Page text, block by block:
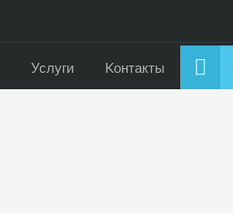
Услуги Kонтакты